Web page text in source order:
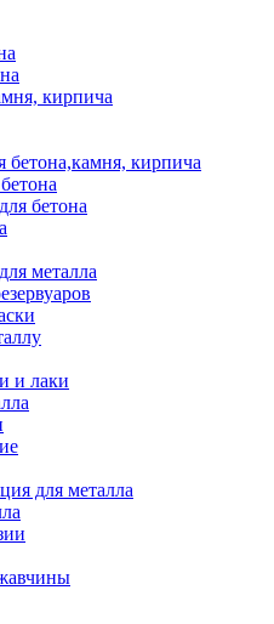
кирпича
бетона,камня, кирпича
бетона
металла
и лаки
для металла